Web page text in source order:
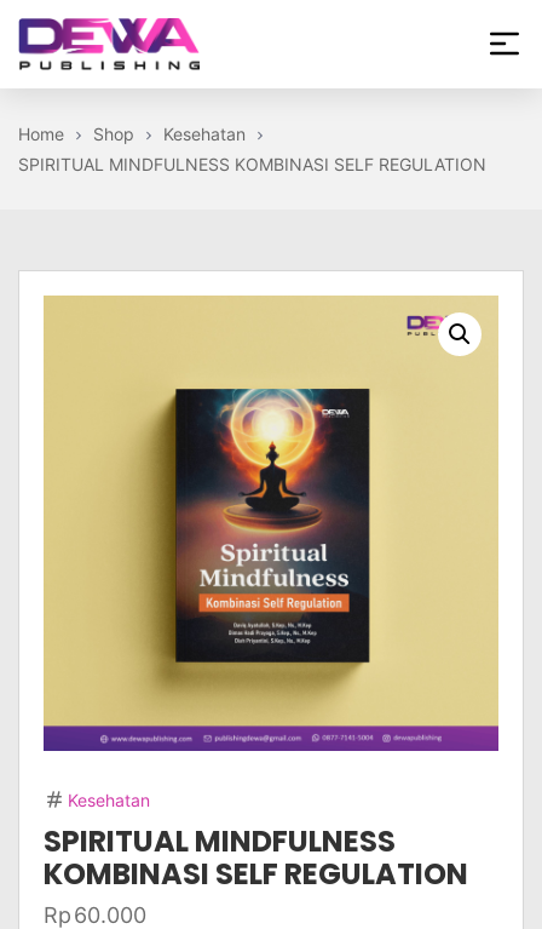
Skip
theDewa
Home
Shop
Kesehatan
SPIRITUAL MINDFULNESS KOMBINASI SELF REGULATION
Kesehatan
SPIRITUAL MINDFULNESS
KOMBINASI SELF REGULATION
Rp60.000